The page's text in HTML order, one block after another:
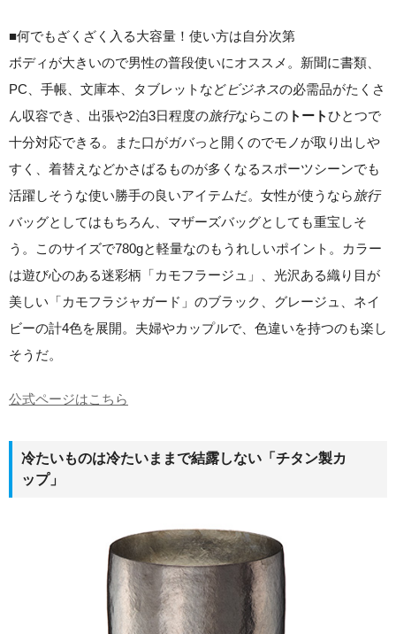
■何でもざくざく入る大容量！使い方は自分次第
ボディが大きいので男性の普段使いにオススメ。新聞に書類、
PC、手帳、文庫本、タブレットなどビジネスの必需品がたくさ
ん収容でき、出張や2泊3日程度の旅行ならこの トートひとつで
十分対応できる。また口がガバっと開くのでモノが取り出しや
すく、着替えなどかさばるものが多くなるスポーツシーンでも
活躍しそうな使い勝手の良いアイテムだ。女性が使うなら 旅行
バッグとしてはもちろん、マザーズバッグとしても重宝しそ
う。このサイズで780gと軽量なのもうれしいポイント。カラー
は遊び心のある迷彩柄「カモフラージュ」、光沢ある織り目が
美しい「カモフラジャガード」のブラック、グレージュ、ネイ
ビーの計4色を展開。夫婦やカップルで、色違いを持つのも楽し
そうだ。
公式ページはこちら
冷たいものは冷たいままで結露しない「チタン製カ
ップ」